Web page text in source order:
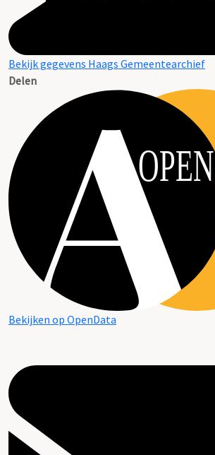
Bekijk gegevens Haags Gemeentearchief
Delen
OPEN
Bekijken op OpenData